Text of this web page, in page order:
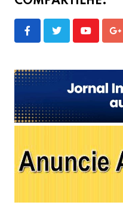
Youtube